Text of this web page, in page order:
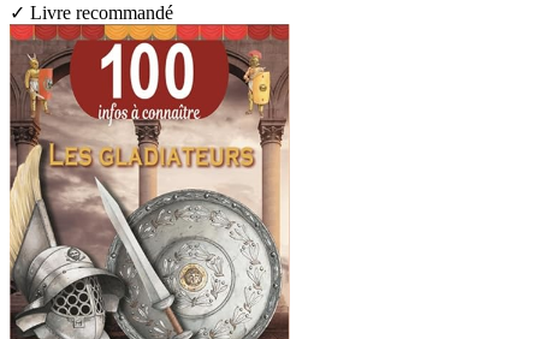
✓ Livre recommandé